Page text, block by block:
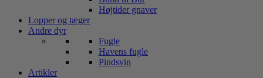
Højtider gnaver
Lopper og tæger
Andre dyr
Fugle
Havens fugle
Pindsvin
Artikler